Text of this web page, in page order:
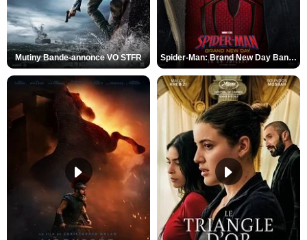
Mutiny Bande-annonce VO STFR Spider-Man: Brand New Day Bande-annonce VO STFR